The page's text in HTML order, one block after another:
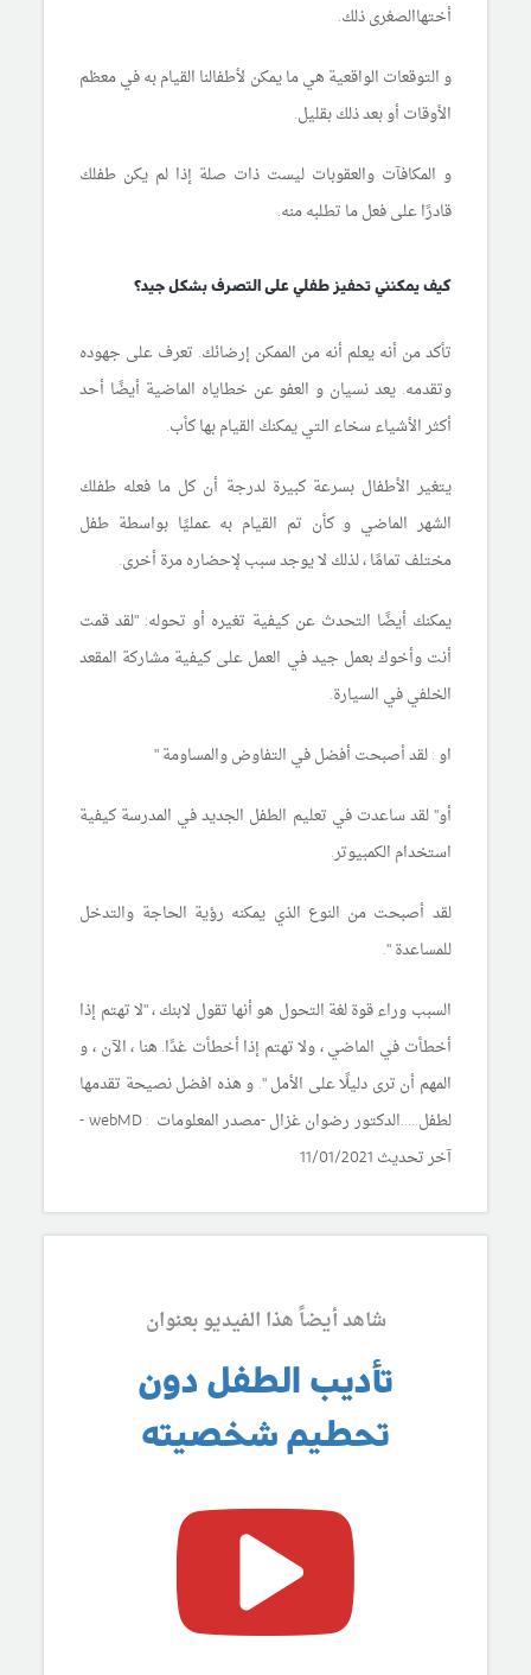
أختهاالصغرى ذلك.
و التوقعات الواقعية هي ما يمكن لأطفالنا القيام به في معظم
الأوقات أو بعد ذلك بقليل.
و المكافآت والعقوبات ليست ذات صلة إذا لم يكن طفلك
قادرًا على فعل ما تطلبه منه.
كيف يمكنني تحفيز طفلي على التصرف بشكل جيد؟
تأكد من أنه يعلم أنه من الممكن إرضائك. تعرف على جهوده
وتقدمه. يعد نسيان و العفو عن خطاياه الماضية أيضًا أحد
أكثر الأشياء سخاء التي يمكنك القيام بها كأب.
يتغير الأطفال بسرعة كبيرة لدرجة أن كل ما فعله طفلك
الشهر الماضي و كأن تم القيام به عمليًا بواسطة طفل
مختلف تمامًا ، لذلك لا يوجد سبب لإحضاره مرة أخرى.
يمكنك أيضًا التحدث عن كيفية تغيره أو تحوله: "لقد قمت
أنت وأخوك بعمل جيد في العمل على كيفية مشاركة المقعد
الخلفي في السيارة.
او : لقد أصبحت أفضل في التفاوض والمساومة "
أو" لقد ساعدت في تعليم الطفل الجديد في المدرسة كيفية
استخدام الكمبيوتر.
لقد أصبحت من النوع الذي يمكنه رؤية الحاجة والتدخل
للمساعدة ".
السبب وراء قوة لغة التحول هو أنها تقول لابنك ، "لا تهتم إذا
أخطأت في الماضي ، ولا تهتم إذا أخطأت غدًا. هنا ، الآن ، و
المهم أن ترى دليلًا على الأمل ". و هذه افضل نصيحة تقدمها
لطفل.....الدكتور رضوان غزال -مصدر المعلومات : webMD -
آخر تحديث 11/01/202 1
شاهد أيضاً هذا الفيديو بعنوان
تأديب الطفل دون
تحطيم شخصيته